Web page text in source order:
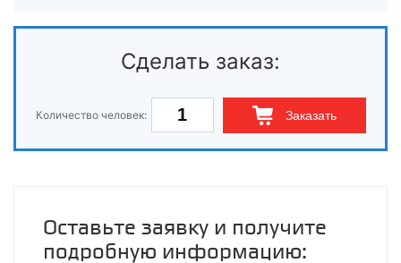
Сделать заказ:
Количество человек: Заказать
Оставьте заявку и получите
подробную информацию: